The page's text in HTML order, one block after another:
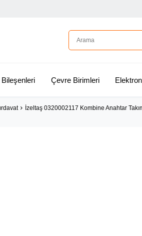
Çevre Birimleri
İzeltaş 0320002117 Kombine Anahtar